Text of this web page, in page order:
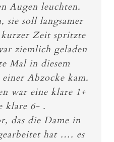
Augen leuchten.
soll langsamer
kurzer Zeit spritzte
ziemlich geladen
Mal in diesem
einer Abzocke kam.
war eine klare 1+
klare 6- .
das die Dame in
hat …. es